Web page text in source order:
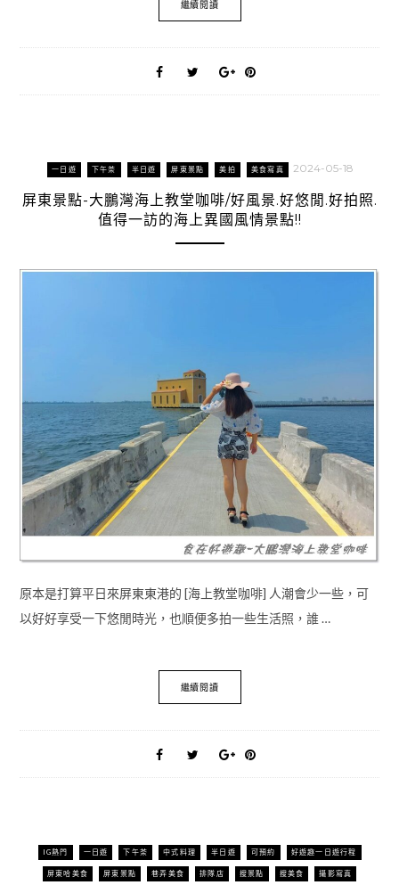
繼續閱讀
一日遊 下午茶 半日遊 屏東景點 美拍 美食寫真 2024-05-18
屏東景點-大鵬灣海上教堂咖啡/好風景.好悠閒.好拍照.
值得一訪的海上異國風情景點!!
原本是打算平日來屏東東港的 [海上教堂咖啡] 人潮會少一些，可
以好好享受一下悠閒時光，也順便多拍一些生活照，誰 …
繼續閱讀
IG熱門 一日遊 下午茶 中式料理 半日遊 可預約 好遊趣一日遊行程
屏東哈美食 屏東景點 巷弄美食 排隊店 搜景點 搜美食 攝影寫真